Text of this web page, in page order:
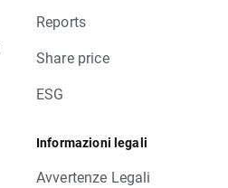
Reports
Share price
ESG
Informazioni legali
Avvertenze Legali